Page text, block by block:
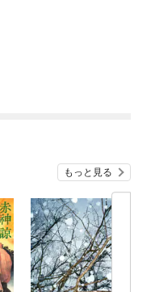
もっと見る